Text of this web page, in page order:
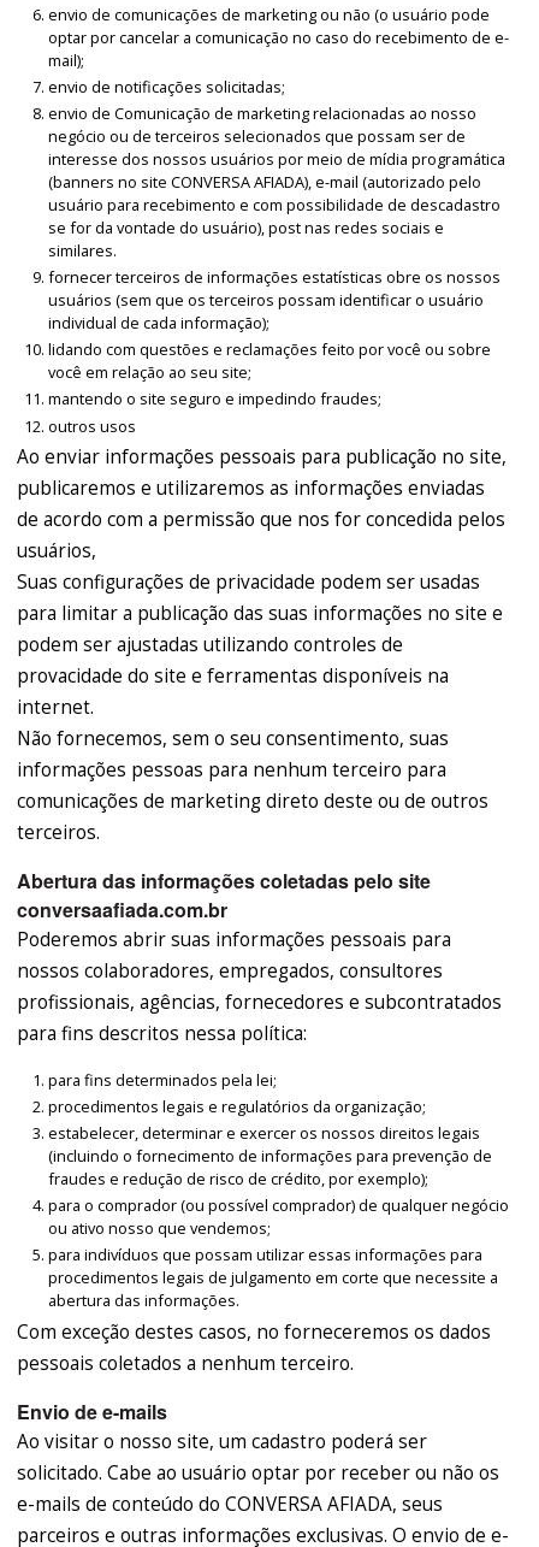
envio de comunicações de marketing ou não (o usuário pode
optar por cancelar a comunicação no caso do recebimento de e-
mail);
envio de notificações solicitadas;
envio de Comunicação de marketing relacionadas ao nosso
negócio ou de terceiros selecionados que possam ser de
interesse dos nossos usuários por meio de mídia programática
(banners no site CONVERSA AFIADA), e-mail (autorizado pelo
usuário para recebimento e com possibilidade de descadastro
se for da vontade do usuário), post nas redes sociais e
similares.
fornecer terceiros de informações estatísticas obre os nossos
usuários (sem que os terceiros possam identificar o usuário
individual de cada informação);
lidando com questões e reclamações feito por você ou sobre
você em relação ao seu site;
mantendo o site seguro e impedindo fraudes;
outros usos
Ao enviar informações pessoais para publicação no site,
publicaremos e utilizaremos as informações enviadas
de acordo com a permissão que nos for concedida pelos
usuários,
Suas configurações de privacidade podem ser usadas
para limitar a publicação das suas informações no site e
podem ser ajustadas utilizando controles de
provacidade do site e ferramentas disponíveis na
internet.
Não fornecemos, sem o seu consentimento, suas
informações pessoas para nenhum terceiro para
comunicações de marketing direto deste ou de outros
terceiros.
Abertura das informações coletadas pelo site
conversaafiada.com.br
Poderemos abrir suas informações pessoais para
nossos colaboradores, empregados, consultores
profissionais, agências, fornecedores e subcontratados
para fins descritos nessa política:
para fins determinados pela lei;
procedimentos legais e regulatórios da organização;
estabelecer, determinar e exercer os nossos direitos legais
(incluindo o fornecimento de informações para prevenção de
fraudes e redução de risco de crédito, por exemplo);
para o comprador (ou possível comprador) de qualquer negócio
ou ativo nosso que vendemos;
para indivíduos que possam utilizar essas informações para
procedimentos legais de julgamento em corte que necessite a
abertura das informações.
Com exceção destes casos, no forneceremos os dados
pessoais coletados a nenhum terceiro.
Envio de e-mails
Ao visitar o nosso site, um cadastro poderá ser
solicitado. Cabe ao usuário optar por receber ou não os
e-mails de conteúdo do CONVERSA AFIADA, seus
parceiros e outras informações exclusivas. O envio de e-